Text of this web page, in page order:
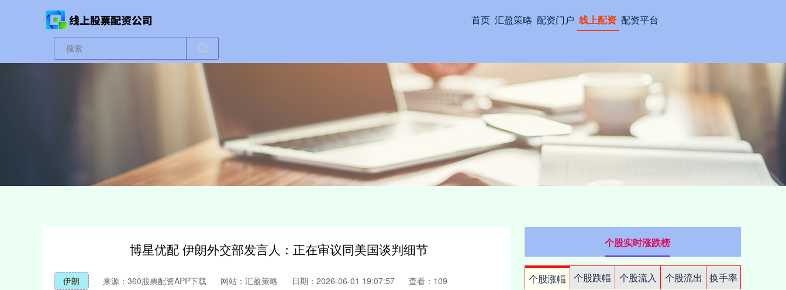
首页 汇盈策略 配资门户 线上配资 配资平台
博星优配 伊朗外交部发言人：正在审议同美国谈判细节
伊朗 来源：360股票配资APP下载 网站：汇盈策略 日期：2026-06-01 19:07:57 查看：109
个股实时涨跌榜
个股涨幅 个股跌幅 个股流入 个股流出
换手率